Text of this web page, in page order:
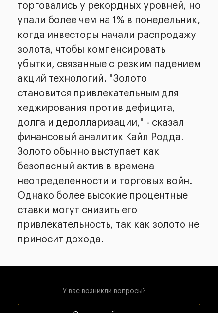
торговались у рекордных уровней, но
упали более чем на 1% в понедельник,
когда инвесторы начали распродажу
золота, чтобы компенсировать
убытки, связанные с резким падением
акций технологий. "Золото
становится привлекательным для
хеджирования против дефицита,
долга и дедолларизации," - сказал
финансовый аналитик Кайл Родда.
Золото обычно выступает как
безопасный актив в времена
неопределенности и торговых войн.
Однако более высокие процентные
ставки могут снизить его
привлекательность, так как золото не
приносит дохода.
У вас возникли вопросы?